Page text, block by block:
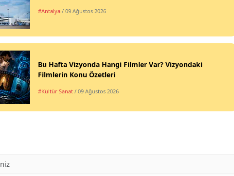
#Antalya / 09 Ağustos 2026
Bu Hafta Vizyonda Hangi Filmler Var? Vizyondaki
Filmlerin Konu Özetleri
#Kültür Sanat / 09 Ağustos 2026